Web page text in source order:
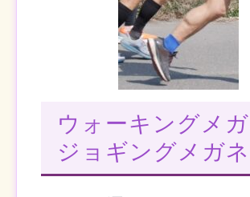
ウォーキングメ
ジョギングメガネ